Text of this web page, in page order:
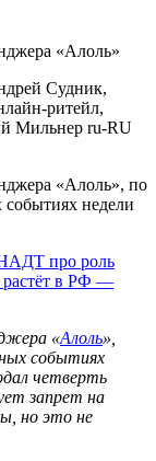
«Алоль»
Судник,
ритейл,
Мильнер ru-RU
«Алоль», по
недели
про роль
растёт в РФ —
«Алоль»,
событиях
четверть
запрет на
но это не